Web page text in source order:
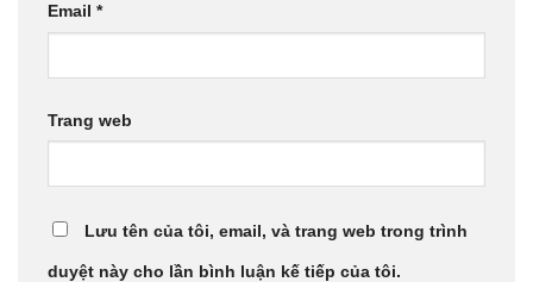
Email *
Trang web
Lưu tên của tôi, email, và trang web trong trình
duyệt này cho lần bình luận kế tiếp của tôi.